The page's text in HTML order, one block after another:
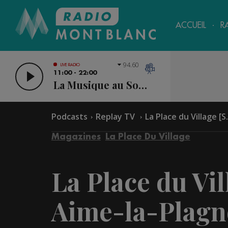
ACCUEIL
LIVE RADIO
11:00 - 22:00
La Musique au Sommet
94.60
Podcasts Replay TV La Place du Village
Magazines La Place Du Village
La Place du
Aime-la-